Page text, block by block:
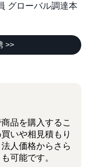
グローバル調達本
>>
品を購入するこ
いや相見積もり
人価格からさら
可能です。